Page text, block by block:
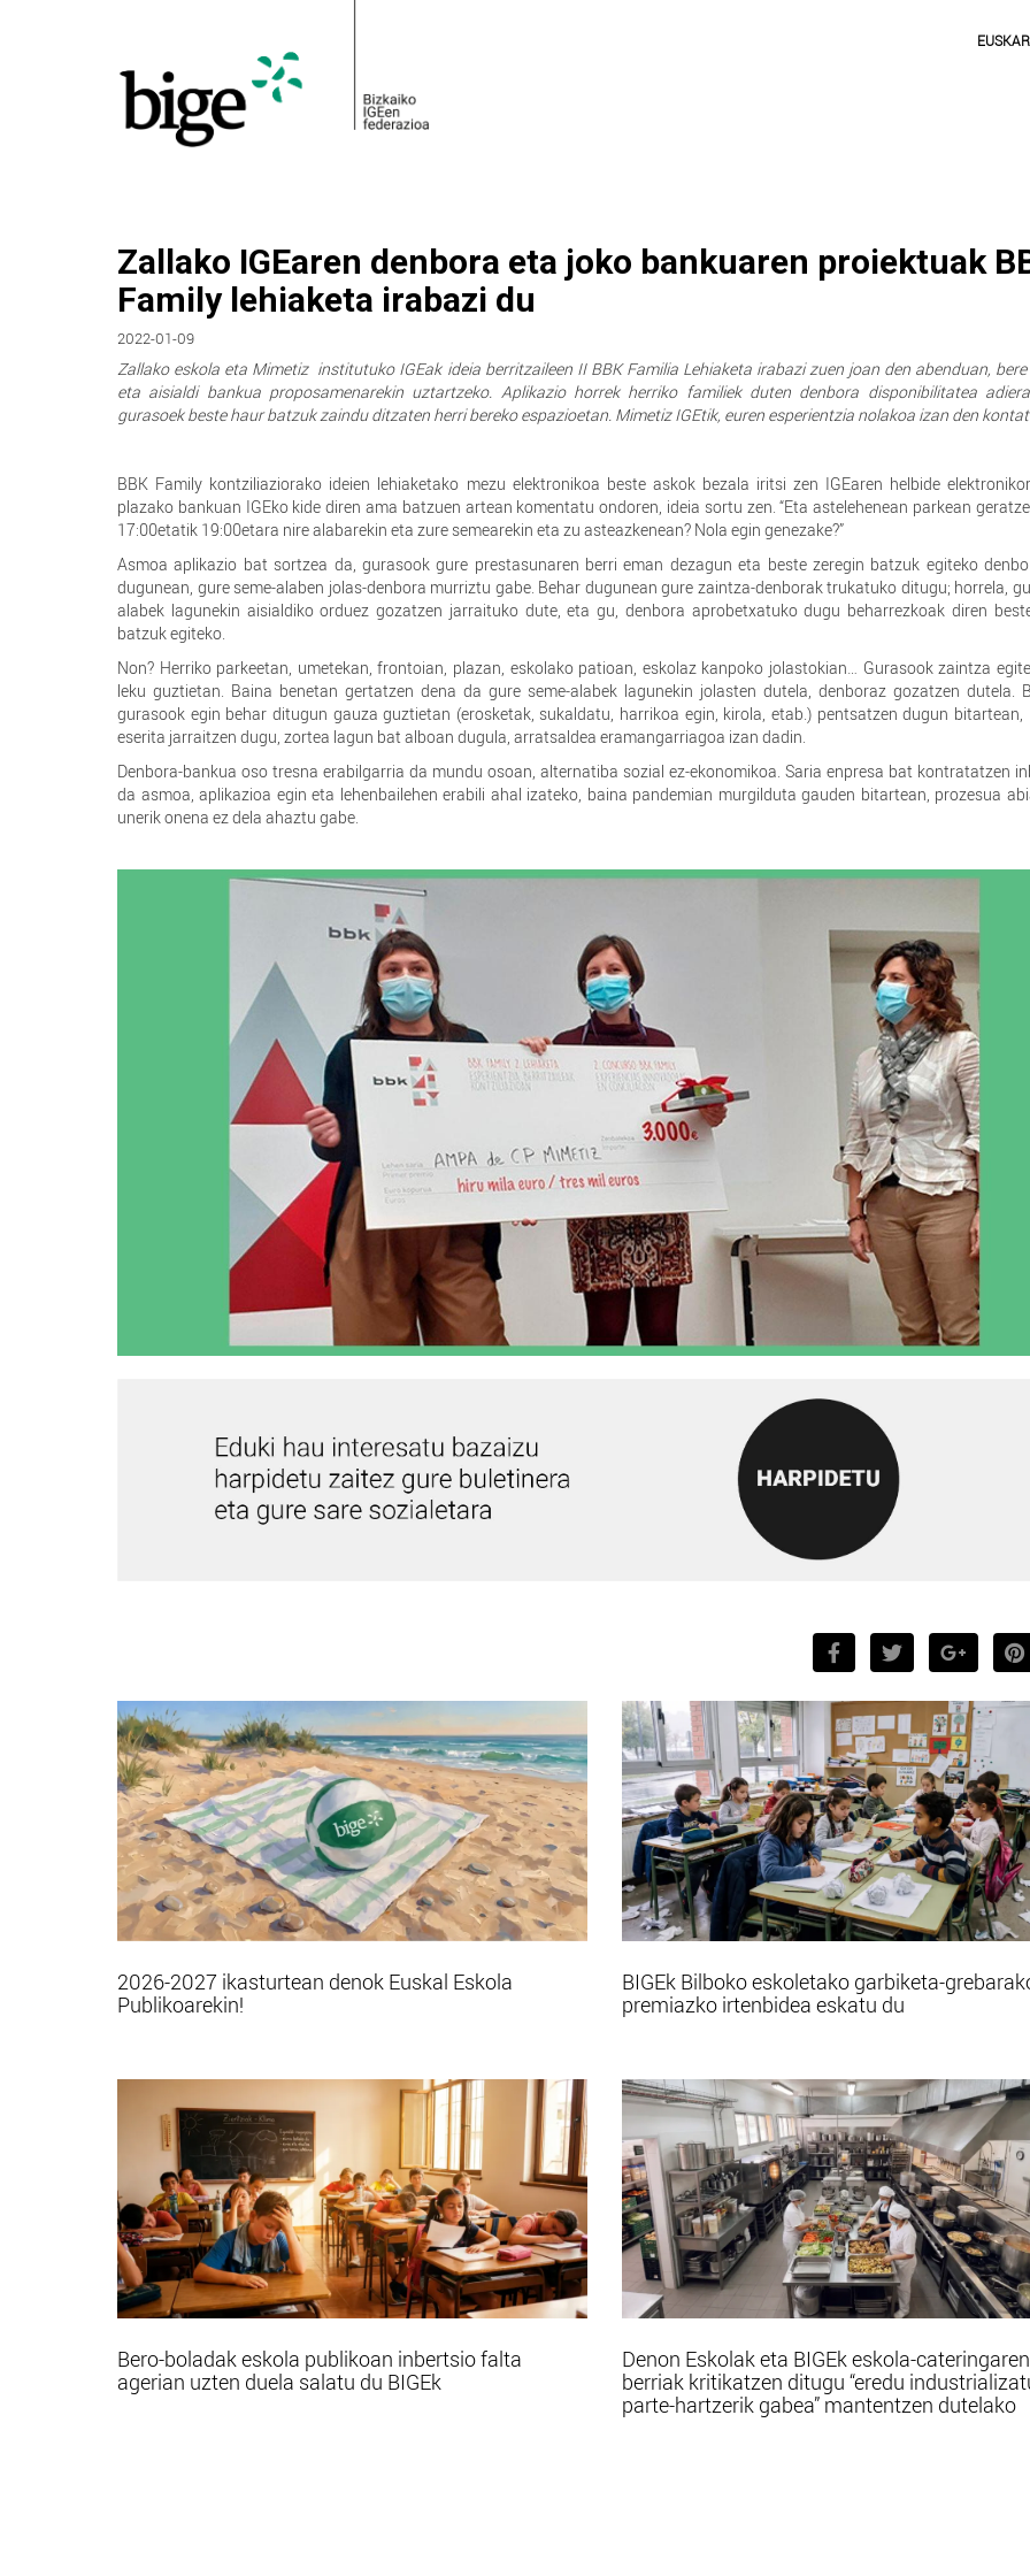
Zallako IGEaren denbora eta joko bankuaren proiektuak
Family lehiaketa irabazi du
2022-01-09
Zallako eskola eta Mimetiz institutuko IGEak ideia berritzaileen II BBK Familia Lehiaketa irabazi zuen joan den abenduan,
eta aisialdi bankua proposamenarekin uztartzeko. Aplikazio horrek herriko familiek duten denbora disponibilitatea
gurasoek beste haur batzuk zaindu ditzaten herri bereko espazioetan. Mimetiz IGEtik, euren esperientzia nolakoa izan den
BBK Family kontziliaziorako ideien lehiaketako mezu elektronikoa beste askok bezala iritsi zen IGEaren helbide
plazako bankuan IGEko kide diren ama batzuen artean komentatu ondoren, ideia sortu zen. “Eta astelehenean parkean
17:00etatik 19:00etara nire alabarekin eta zure semearekin eta zu asteazkenean? Nola egin genezake?”
Asmoa aplikazio bat sortzea da, gurasook gure prestasunaren berri eman dezagun eta beste zeregin batzuk egiteko
dugunean, gure seme-alaben jolas-denbora murriztu gabe. Behar dugunean gure zaintza-denborak trukatuko ditugu; horrela,
alabek lagunekin aisialdiko orduez gozatzen jarraituko dute, eta gu, denbora aprobetxatuko dugu beharrezkoak diren
batzuk egiteko.
Non? Herriko parkeetan, umetekan, frontoian, plazan, eskolako patioan, eskolaz kanpoko jolastokian… Gurasook zaintza
leku guztietan. Baina benetan gertatzen dena da gure seme-alabek lagunekin jolasten dutela, denboraz gozatzen dutela.
gurasook egin behar ditugun gauza guztietan (erosketak, sukaldatu, harrikoa egin, kirola, etab.) pentsatzen dugun bitartean,
eserita jarraitzen dugu, zortea lagun bat alboan dugula, arratsaldea eramangarriagoa izan dadin.
Denbora-bankua oso tresna erabilgarria da mundu osoan, alternatiba sozial ez-ekonomikoa. Saria enpresa bat kontratatzen
da asmoa, aplikazioa egin eta lehenbailehen erabili ahal izateko, baina pandemian murgilduta gauden bitartean, prozesua
unerik onena ez dela ahaztu gabe.
2026-2027 ikasturtean denok Euskal Eskola
Publikoarekin!
BIGEk Bilboko eskoletako garbiketa-
premiazko irtenbidea eskatu du
Bero-boladak eskola publikoan inbertsio falta
agerian uzten duela salatu du BIGEk
Denon Eskolak eta BIGEk eskola-
berriak kritikatzen ditugu “eredu
parte-hartzerik gabea” mantentzen dutelako